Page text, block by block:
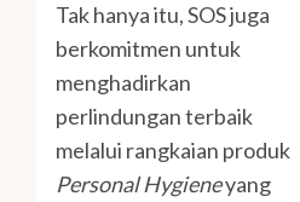
Tak hanya itu, SOS juga
berkomitmen untuk
menghadirkan
perlindungan terbaik
melalui rangkaian produk
Personal Hygieneyang